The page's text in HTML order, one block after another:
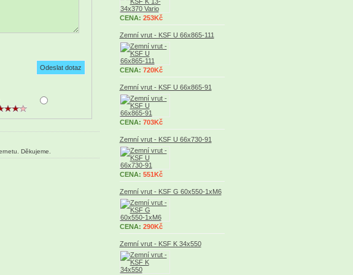
Děkujeme.
CENA: 253Kč
Zemní vrut - KSF U 66x865-111
CENA: 720Kč
Zemní vrut - KSF U 66x865-91
CENA: 703Kč
Zemní vrut - KSF U 66x730-91
CENA: 551Kč
Zemní vrut - KSF G 60x550-1xM6
CENA: 290Kč
Zemní vrut - KSF K 34x550